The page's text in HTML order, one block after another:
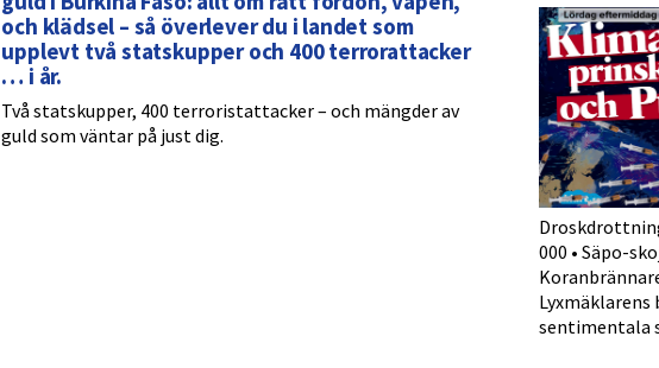
och klädsel – så överlever du i landet som
upplevt två statskupper och 400 terrorattacker
… i år.
Två statskupper, 400 terroristattacker – och mängder av
guld som väntar på just dig.
000 • Säpo-
Lyxmäklarens
sentimentala